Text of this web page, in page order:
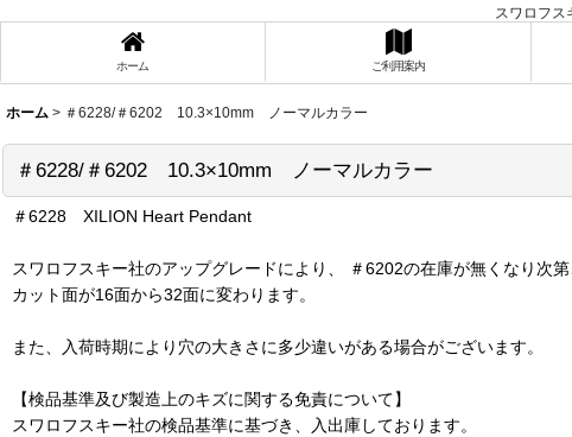
スワロフス
ホーム ご利用案内
ホーム > ＃6228/＃6202 10.3×10mm ノーマルカラー
＃6228/＃6202 10.3×10mm ノーマルカラー
＃6228 XILION Heart Pendant
スワロフスキー社のアップグレードにより、 ＃6202の在庫が無くなり次
カット面が16面から32面に変わります。
また、入荷時期により穴の大きさに多少違いがある場合がございます。
【検品基準及び製造上のキズに関する免責について】
スワロフスキー社の検品基準に基づき、入出庫しております。